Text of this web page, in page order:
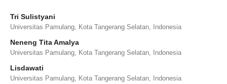
Tri Sulistyani
Universitas Pamulang, Kota Tangerang Selatan, Indonesia
Neneng Tita Amalya
Universitas Pamulang, Kota Tangerang Selatan, Indonesia
Lisdawati
Universitas Pamulang, Kota Tangerang Selatan, Indonesia